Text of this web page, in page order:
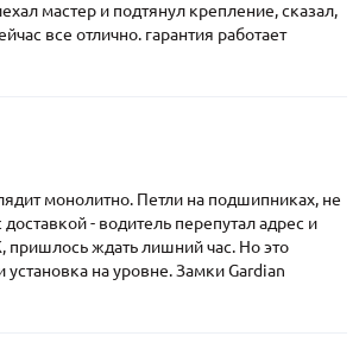
мастер и подтянул крепление, сказал,
все отлично. гарантия работает
монолитно. Петли на подшипниках, не
- водитель перепутал адрес и
пришлось ждать лишний час. Но это
на уровне. Замки Gardian